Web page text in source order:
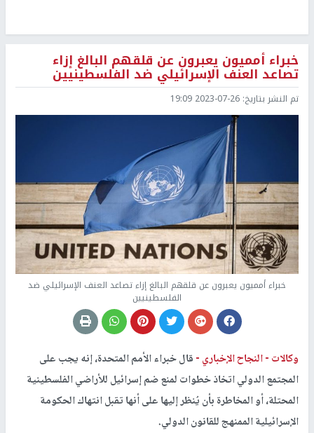
خبراء أمميون يعبرون عن قلقهم البالغ إزاء
تصاعد العنف الإسرائيلي ضد الفلسطينيين
تم النشر بتاريخ: 2023-07-26 19:09
خبراء أمميون يعبرون عن قلقهم البالغ إزاء تصاعد العنف الإسرائيلي ضد
الفلسطينيين
وكالات -النجاح الإخباري -قال خبراء الأمم المتحدة، إنه يجب على
المجتمع الدولي اتخاذ خطوات لمنع ضم إسرائيل للأراضي الفلسطينية
المحتلة، أو المخاطرة بأن يُنظر إليها على أنها تقبل انتهاك الحكومة
الإسرائيلية الممنهج للقانون الدولي.